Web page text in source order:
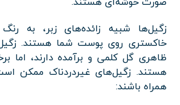
زگیل‌ها شبیه زائده‌های زبر، به
خاکستری روی پوست شما هستند.
ظاهری گل کلمی و برآمده دارند، اما
هستند. زگیل‌های غیردردناک ممکن
همراه باشند: